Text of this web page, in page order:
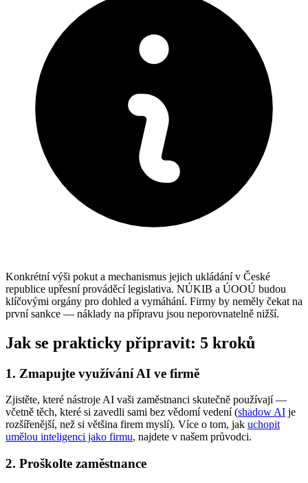
Konkrétní výši pokut a mechanismus jejich ukládání v České
republice upřesní prováděcí legislativa. NÚKIB a ÚOOÚ budou
klíčovými orgány pro dohled a vymáhání. Firmy by neměly čekat na
první sankce — náklady na přípravu jsou neporovnatelně nižší.
Jak se prakticky připravit: 5 kroků
1. Zmapujte využívání AI ve firmě
Zjistěte, které nástroje AI vaši zaměstnanci skutečně používají —
včetně těch, které si zavedli sami bez vědomí vedení (shadow AI je
rozšířenější, než si většina firem myslí). Více o tom, jak uchopit
umělou inteligenci jako firmu, najdete v našem průvodci.
2. Proškolte zaměstnance